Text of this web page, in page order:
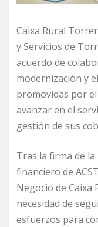
Caixa Rural
y Servicios de
acuerdo de
modernización y
promovidas por
avanzar en el
gestión de sus
Tras la firma de
financiero de
Negocio de
necesidad de
esfuerzos para